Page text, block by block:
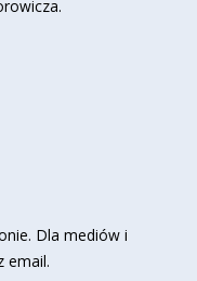
. Dla mediów i
email.